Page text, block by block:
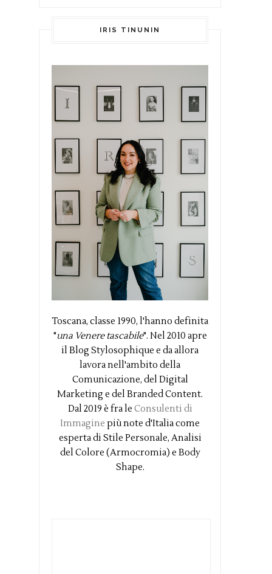
IRIS TINUNIN
Toscana, classe 1990, l'hanno definita
"una Venere tascabile". Nel 2010 apre
il Blog Stylosophique e da allora
lavora nell'ambito della
Comunicazione, del Digital
Marketing e del Branded Content.
Dal 2019 è fra le Consulenti di
Immagine più note d'Italia come
esperta di Stile Personale, Analisi
del Colore (Armocromia) e Body
Shape.